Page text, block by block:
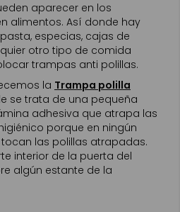
aparecer en los
alimentos. Así donde hay
especias, cajas de
otro tipo de comida
trampas anti polillas.
la Trampa polilla
se trata de una pequeña
adhesiva que atrapa las
porque en ningún
las polillas atrapadas.
interior de la puerta del
algún estante de la